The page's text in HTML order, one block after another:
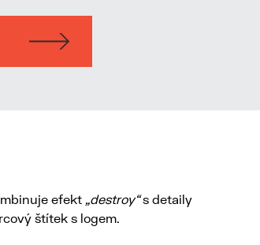
efekt „destroy“s detaily
štítek s logem.